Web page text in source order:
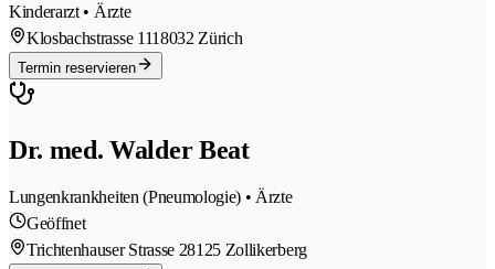
Kinderarzt • Ärzte
Klosbachstrasse 1118032 Zürich
Termin reservieren
Dr. med. Walder Beat
Lungenkrankheiten (Pneumologie) • Ärzte
Geöffnet
Trichtenhauser Strasse 28125 Zollikerberg